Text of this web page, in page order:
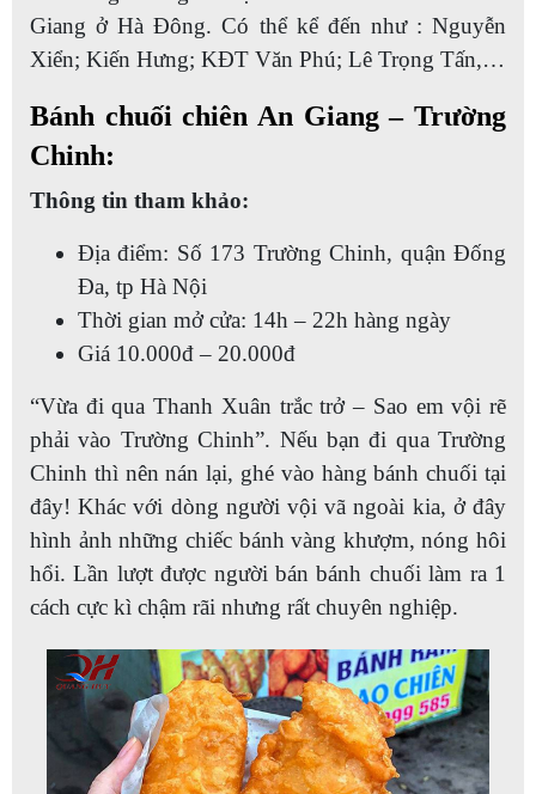
Giang ở Hà Đông. Có thể kể đến như : Nguyễn
Xiển; Kiến Hưng; KĐT Văn Phú; Lê Trọng Tấn,…
Bánh chuối chiên An Giang – Trường
Chinh:
Thông tin tham khảo:
Địa điểm: Số 173 Trường Chinh, quận Đống
Đa, tp Hà Nội
Thời gian mở cửa: 14h – 22h hàng ngày
Giá 10.000đ – 20.000đ
“Vừa đi qua Thanh Xuân trắc trở – Sao em vội rẽ
phải vào Trường Chinh”. Nếu bạn đi qua Trường
Chinh thì nên nán lại, ghé vào hàng bánh chuối tại
đây! Khác với dòng người vội vã ngoài kia, ở đây
hình ảnh những chiếc bánh vàng khượm, nóng hôi
hổi. Lần lượt được người bán bánh chuối làm ra 1
cách cực kì chậm rãi nhưng rất chuyên nghiệp.